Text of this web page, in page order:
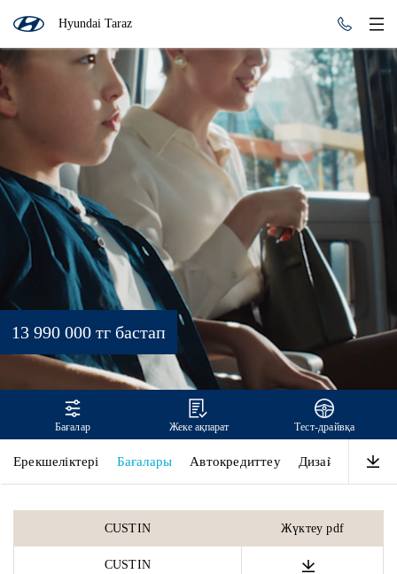
Hyundai Taraz
CUSTIN
13 990 000 тг бастап
Бағалар Жеке ақпарат Тест-драйвқа
Ерекшеліктері Бағалары Автокредиттеу Дизайн
CUSTIN Жүктеу pdf
CUSTIN